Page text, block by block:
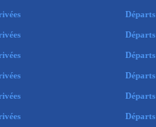
Départs
Départs
Départs
Départs
Départs
Départs